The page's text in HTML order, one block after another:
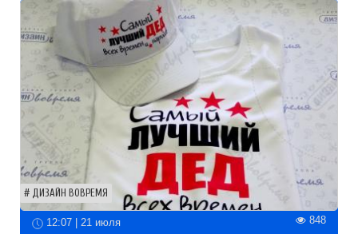
ДИЗАЙН ВОВРЕМЯ
12:07 | 21 июля 848